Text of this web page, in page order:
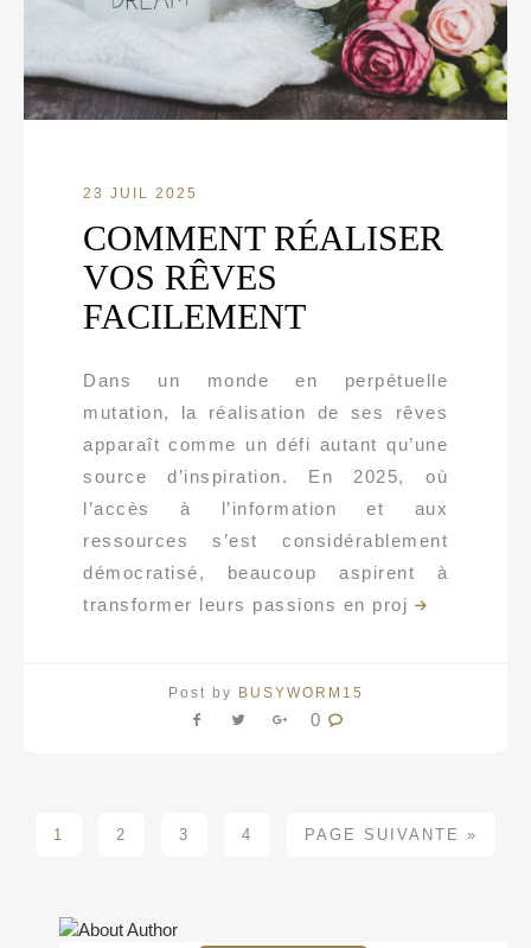
23 JUIL 2025
COMMENT RÉALISER
VOS RÊVES
FACILEMENT
Dans un monde en perpétuelle
mutation, la réalisation de ses rêves
apparaît comme un défi autant qu’une
source d’inspiration. En 2025, où
l’accès à l’information et aux
ressources s’est considérablement
démocratisé, beaucoup aspirent à
transformer leurs passions en proj
Post by BUSYWORM15
0
1 2 3 4 PAGE SUIVANTE »